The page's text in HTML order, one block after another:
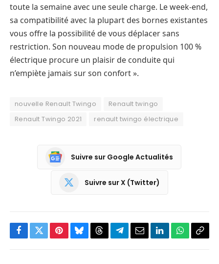
toute la semaine avec une seule charge. Le week-end,
sa compatibilité avec la plupart des bornes existantes
vous offre la possibilité de vous déplacer sans
restriction. Son nouveau mode de propulsion 100 %
électrique procure un plaisir de conduite qui
n’empiète jamais sur son confort ».
nouvelle Renault Twingo
Renault twingo
Renault Twingo 2021
renault twingo électrique
Suivre sur Google Actualités
Suivre sur X (Twitter)
Facebook
TwitterPinterestBlueskyThreadsPartagerEmailLinkedInWhatsApp